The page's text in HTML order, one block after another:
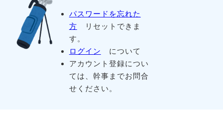
パスワードを忘れた
方 リセットできま
す。
ログイン
について
アカウント登録につい
ては、幹事までお問合
せください。